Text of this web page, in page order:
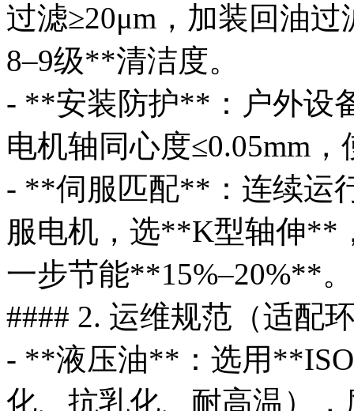
过滤≥20μm，加装回油
8–9级**清洁度。
- **安装防护**：户外设
电机轴同心度≤0.05mm
- **伺服匹配**：连续运
服电机，选**K型轴伸**
一步节能**15%–20%**。
#### 2. 运维规范（适配
- **液压油**：选用
化、抗乳化、耐高温）